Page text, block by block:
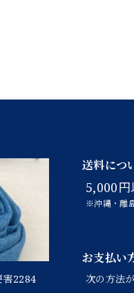
害2284
送料につ
5,000
※沖縄・離
お支払い
次の方法